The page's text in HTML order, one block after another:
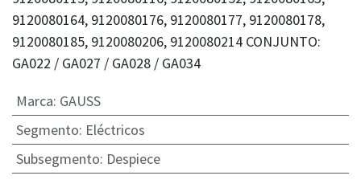
9120080164, 9120080176, 9120080177, 9120080178,
9120080185, 9120080206, 9120080214 CONJUNTO:
GA022 / GA027 / GA028 / GA034
Marca: GAUSS
Segmento: Eléctricos
Subsegmento: Despiece